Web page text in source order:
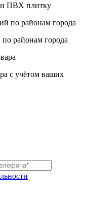
и ПВХ плитку
районам города
с учётом ваших